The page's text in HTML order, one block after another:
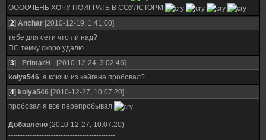
ООООЧЕНЬ ХОЧУ ПОИГРАТЬ В СОУЛСТОРМ
[2] Anchar [2010-12-19, 1:41:00]
тебе для сети что ли над?
ПС темку скоро удалю
[3] _PrimarH_
[2010-12-24, 3:02:46]
kolya546, а ключи из кейгена пробовал?
[4] kolya546 [2010-12-27, 10:07:20]
пробовал я все перепробывал
Добавлено (2010-12-27, 10:07:20)
---------------------------------------------